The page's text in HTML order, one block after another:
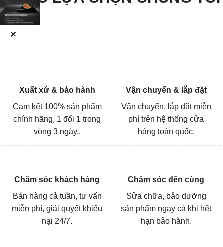
Xuất xứ & bảo hành
Cam kết 100% sản phẩm
chính hãng, 1 đổi 1 trong
vòng 3 ngày..
Vận chuyển & lắp đặt
Vận chuyển, lắp đặt miễn
phí trên hệ thống cửa
hàng toàn quốc.
Chăm sóc khách hàng
Bán hàng cả tuần, tư vấn
miễn phí, giải quyết khiếu
nại 24/7.
Chăm sóc đến cùng
Sửa chữa, bảo dưỡng
sản phẩm ngay cả khi hết
hạn bảo hành.
✕